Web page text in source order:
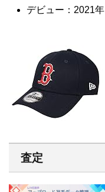
デビュー：2021年
査定